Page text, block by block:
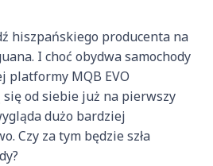
hiszpańskiego producenta na
I choć obydwa samochody
platformy MQB EVO
od siebie już na pierwszy
dużo bardziej
Czy za tym będzie szła